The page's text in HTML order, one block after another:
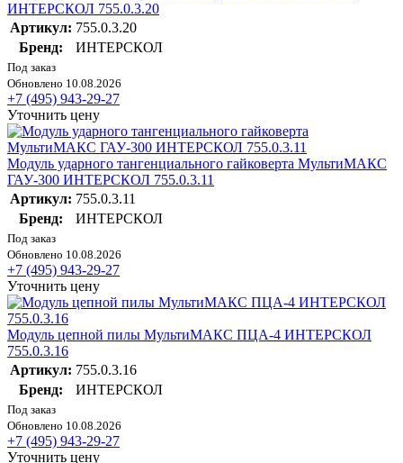
ИНТЕРСКОЛ 755.0.3.20
Артикул: 755.0.3.20
Бренд:
ИНТЕРСКОЛ
Под заказ
Обновлено 10.08.2026
+7 (495) 943-29-27
Уточнить цену
Модуль ударного тангенциального гайковерта МультиМАКС
ГАУ-300 ИНТЕРСКОЛ 755.0.3.11
Артикул: 755.0.3.11
Бренд:
ИНТЕРСКОЛ
Под заказ
Обновлено 10.08.2026
+7 (495) 943-29-27
Уточнить цену
Модуль цепной пилы МультиМАКС ПЦА-4 ИНТЕРСКОЛ
755.0.3.16
Артикул: 755.0.3.16
Бренд:
ИНТЕРСКОЛ
Под заказ
Обновлено 10.08.2026
+7 (495) 943-29-27
Уточнить цену